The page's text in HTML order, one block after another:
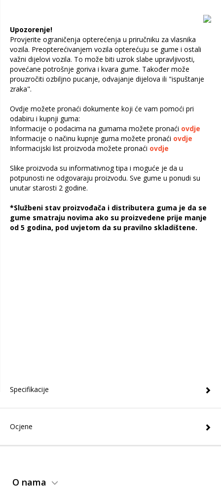
Upozorenje!
Provjerite ograničenja opterećenja u priručniku za vlasnika
vozila. Preopterećivanjem vozila opterećuju se gume i ostali
važni dijelovi vozila. To može biti uzrok slabe upravljivosti,
povećane potrošnje goriva i kvara gume. Također može
prouzročiti ozbiljno pucanje, odvajanje dijelova ili "ispuštanje
zraka".
Ovdje možete pronaći dokumente koji će vam pomoći pri
odabiru i kupnji guma:
Informacije o podacima na gumama možete pronaći ovdje
Informacije o načinu kupnje guma možete pronaći ovdje
Informacijski list proizvoda možete pronaći ovdje
Slike proizvoda su informativnog tipa i moguće je da u
potpunosti ne odgovaraju proizvodu. Sve gume u ponudi su
unutar starosti 2 godine.
*Službeni stav proizvođača i distributera guma je da se
gume smatraju novima ako su proizvedene prije manje
od 5 godina, pod uvjetom da su pravilno skladištene.
Specifikacije
Ocjene
O nama